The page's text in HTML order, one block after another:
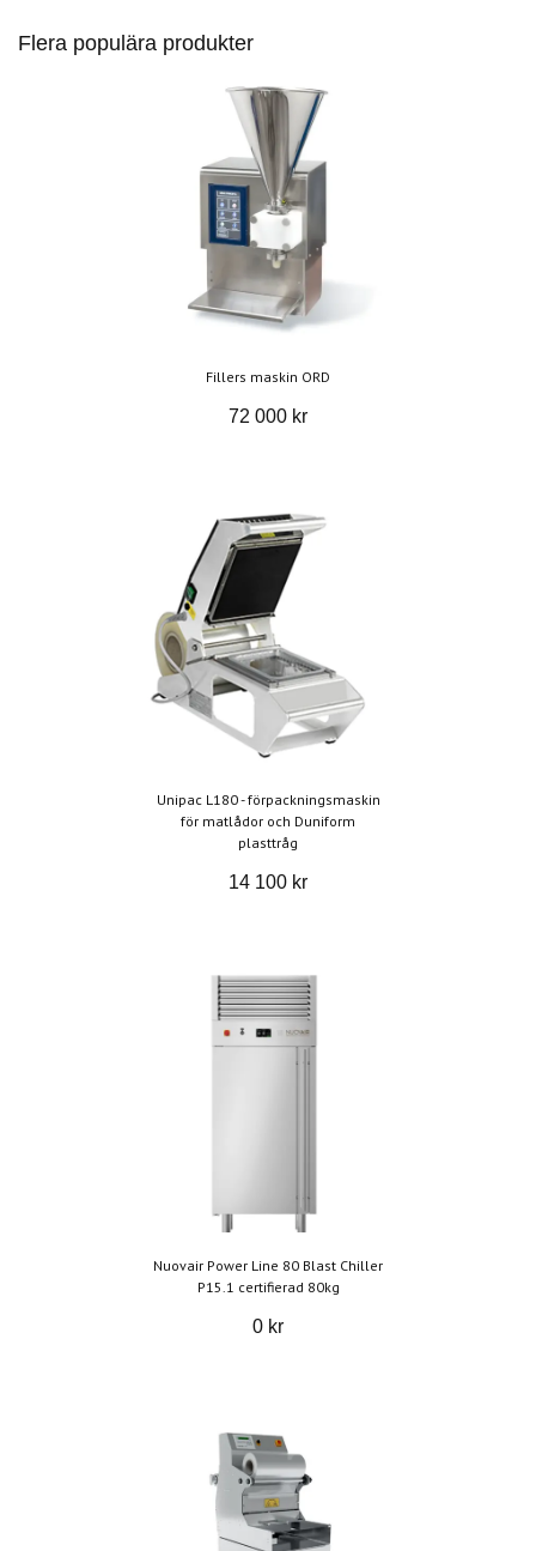
Flera populära produkter
Fillers maskin ORD
72 000 kr
Unipac L180 - förpackningsmaskin
för matlådor och Duniform
plasttråg
14 100 kr
Nuovair Power Line 80 Blast Chiller
P15.1 certifierad 80kg
0 kr